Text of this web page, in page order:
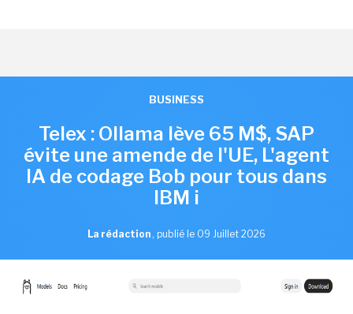
BUSINESS
Telex : Ollama lève 65 M$, SAP
évite une amende de l'UE, L'agent
IA de codage Bob pour tous dans
IBM i
La rédaction , publié le 09 Juillet 2026